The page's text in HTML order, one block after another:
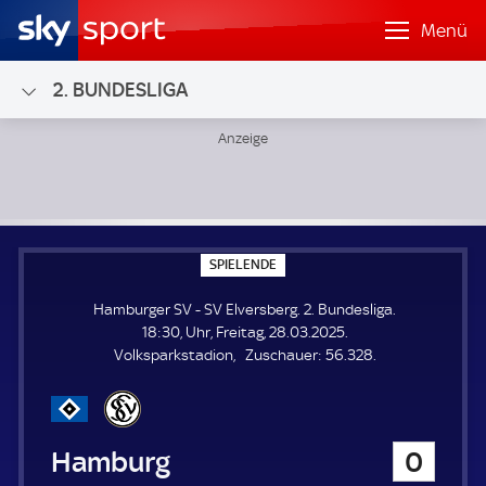
Menü
2. BUNDESLIGA
SPIELENDE
P
E
L
E
N
Hamburger SV - SV Elversberg. 2. Bundesliga.
18:30, Uhr, Freitag, 28.03.2025.
Volksparkstadion
Zuschauer: Z
56.328.
Hamburger SV
0